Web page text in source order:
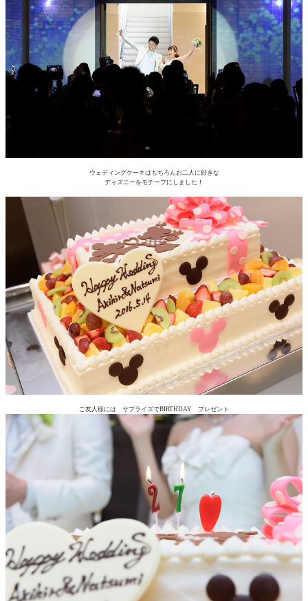
ウェディングケーキはもちろんお二人に好きな
ディズニーをモチーフにしました！
ご友人様には サプライズでBIRTHDAY プレゼント